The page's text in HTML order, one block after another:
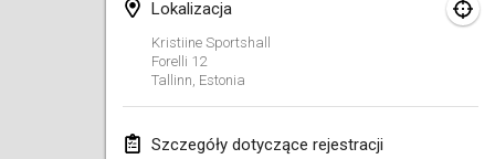
Lokalizacja
Kristiine Sportshall
Forelli 12
Tallinn Estonia
Szczegóły dotyczące rejestracji
Lumi Mölkky
3 lut 2018
Tournoi de la St Valentin
10 lut 2018|Francja